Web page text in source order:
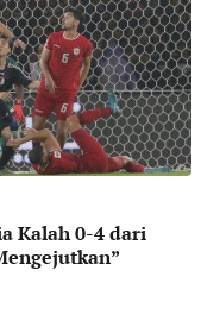
Kalah 0-4 dari